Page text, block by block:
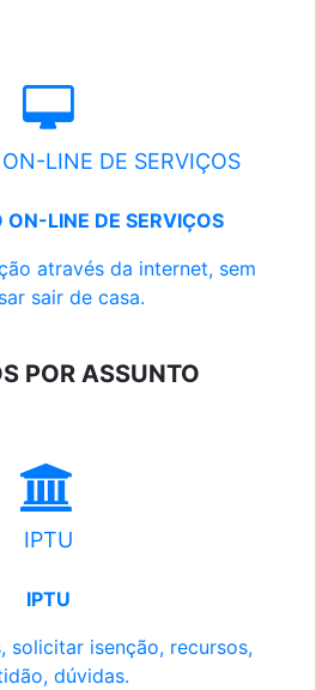
LINE DE SERVIÇOS
ON-LINE DE SERVIÇOS
através da internet, sem
sair de casa.
POR ASSUNTO
IPTU
IPTU
solicitar isenção, recursos,
dúvidas.